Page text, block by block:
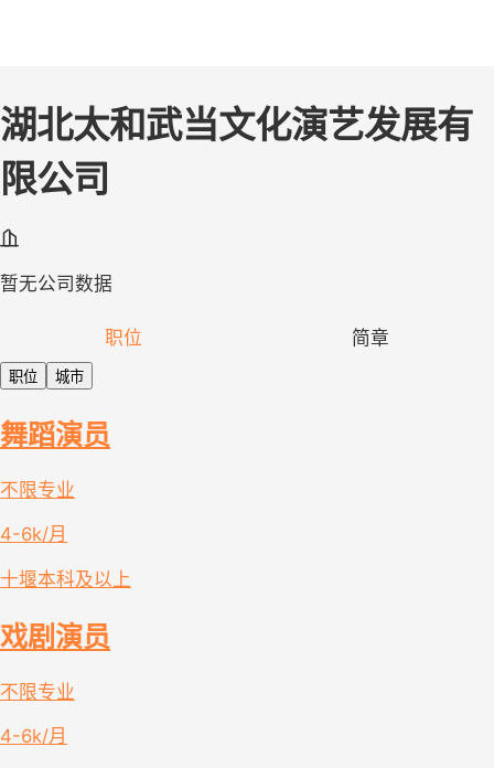
湖北太和武当文化演艺发展有
限公司
暂无公司数据
职位 简章
职位 城市
舞蹈演员
不限专业
4-6k/月
十堰本科及以上
戏剧演员
不限专业
4-6k/月